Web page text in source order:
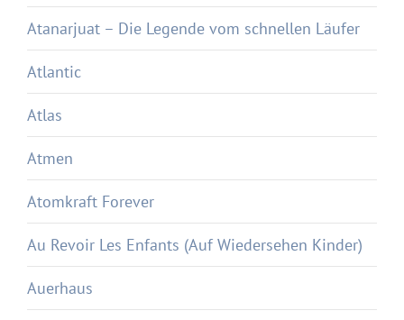
Atanarjuat – Die Legende vom schnellen Läufer
Atlantic
Atlas
Atmen
Atomkraft Forever
Au Revoir Les Enfants (Auf Wiedersehen Kinder)
Auerhaus